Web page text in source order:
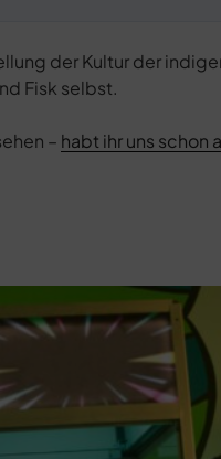
der Kultur der
Fisk selbst.
– habt ihr uns schon